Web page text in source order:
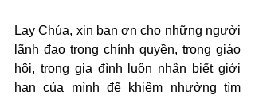
Lạy Chúa, xin ban ơn cho những người
lãnh đạo trong chính quyền, trong giáo
hội, trong gia đình luôn nhận biết giới
hạn của mình để khiêm nhường tìm